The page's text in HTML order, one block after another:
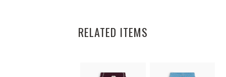
RELATED ITEMS